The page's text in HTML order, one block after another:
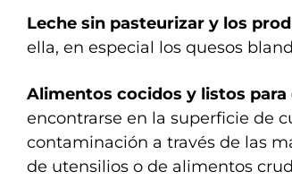
Leche sin pasteurizar y los
ella, en especial los quesos
Alimentos cocidos y listos para
encontrarse en la superficie de
contaminación a través de las
de utensilios o de alimentos